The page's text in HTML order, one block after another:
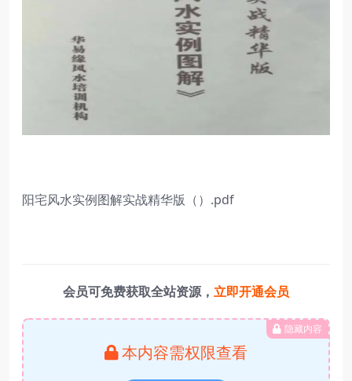
阳宅风水实例图解实战精华版（）.pdf
会员可免费获取全站资源， 立即开通会员
隐藏内容
本内容需权限查看